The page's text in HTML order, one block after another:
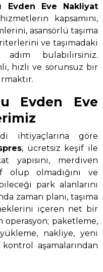
Evden Eve Nakliyat
kapsamını,
asansörlü taşıma
ve taşımadaki
adım bulabilirsiniz.
hızlı ve sorunsuz bir
Evden Eve
ihtiyaçlarına göre
, ücretsiz keşif ile
yapısını, merdiven
olup olmadığını ve
park alanlarını
zaman planı, taşıma
içeren net bir
operasyon; paketleme,
nakliye, yeni
aşamalarından